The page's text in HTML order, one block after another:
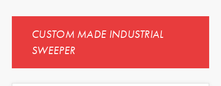
CUSTOM MADE INDUSTRIAL
SWEEPER